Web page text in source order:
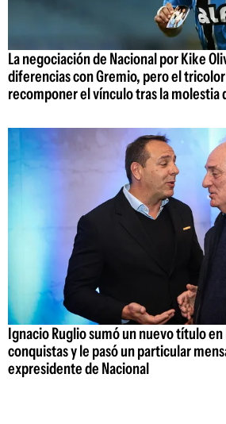
La negociación de Nacional por Kike
diferencias con Gremio, pero el
recomponer el vínculo tras la molestia
Ignacio Ruglio sumó un nuevo título en
conquistas y le pasó un particular
expresidente de Nacional